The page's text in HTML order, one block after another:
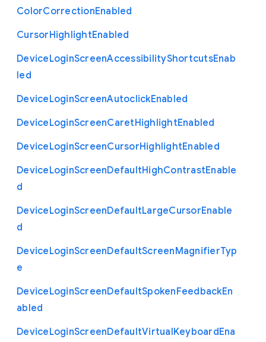
ColorCorrectionEnabled
CursorHighlightEnabled
DeviceLoginScreenAccessibilityShortcutsEnab
led
DeviceLoginScreenAutoclickEnabled
DeviceLoginScreenCaretHighlightEnabled
DeviceLoginScreenCursorHighlightEnabled
DeviceLoginScreenDefaultHighContrastEnable
d
DeviceLoginScreenDefaultLargeCursorEnable
d
DeviceLoginScreenDefaultScreenMagnifierTyp
e
DeviceLoginScreenDefaultSpokenFeedbackEn
abled
DeviceLoginScreenDefaultVirtualKeyboardEna